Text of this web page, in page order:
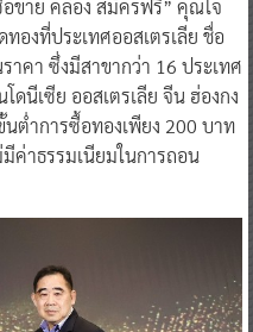
ขาย คล่อง สมัครฟรี” คุณโจ
องที่ประเทศออสเตรเลีย ชื่อ
าคา ซึ่งมีสาขากว่า 16 ประเทศ
ดนีเซีย ออสเตรเลีย จีน ฮ่องกง
ต่ำการซื้อทองเพียง 200 บาท
ค่าธรรมเนียมในการถอน